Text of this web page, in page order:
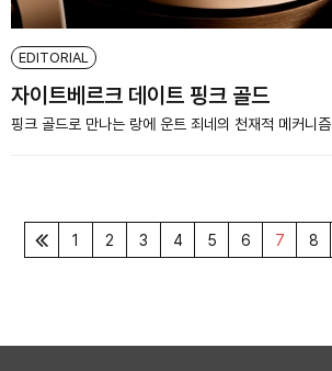
EDITORIAL
자이트베르크 데이트 핑크 골드
핑크 골드로 만나는 랑에 운트 죄네의 천재적 메커니즘
1 2 3 4 5 6 7 8